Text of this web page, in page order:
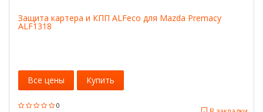
Защита картера и КПП ALFeco для Mazda Premacy
ALF1318
0
Все цены Купить